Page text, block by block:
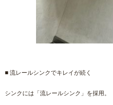
■ 流レールシンクでキレイが続く
シンクには「流レールシンク」を採用。